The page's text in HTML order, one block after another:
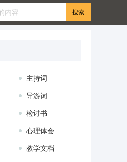
主持词
导游词
检讨书
心理体会
教学文档